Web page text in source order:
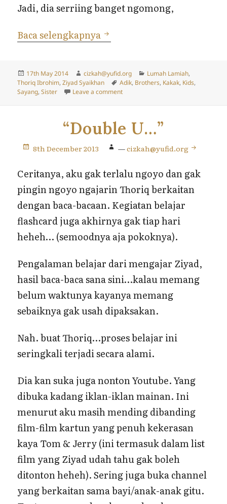
Jadi, dia serriing banget ngomong,
Baca selengkapnya Ziyad, Thoriq dan
Posted
on
17th May 2014 Author
cizkah@yufid.org Categories
Lumah Lamiah,
Thoriq Ibrohim,Ziyad Syaikhan Tags
Adik, Brothers, Kakak, Kids,
Sayang,Sister Leave a commenton Ziyad, Thoriq dan Kehadiran Luma
“Double U…”
8th December 2013 —cizkah@yufid.org
Ceritanya, aku gak terlalu ngoyo dan gak
pingin ngoyo ngajarin Thoriq berkaitan
dengan baca-bacaan. Kegiatan belajar
flashcard juga akhirnya gak tiap hari
heheh… (semoodnya aja pokoknya).
Pengalaman belajar dari mengajar Ziyad,
hasil baca-baca sana sini…kalau memang
belum waktunya kayanya memang
sebaiknya gak usah dipaksakan.
Nah. buat Thoriq…proses belajar ini
seringkali terjadi secara alami.
Dia kan suka juga nonton Youtube. Yang
dibuka kadang iklan-iklan mainan. Ini
menurut aku masih mending dibanding
film-film kartun yang penuh kekerasan
kaya Tom & Jerry (ini termasuk dalam list
film yang Ziyad udah tahu gak boleh
ditonton heheh). Sering juga buka channel
yang berkaitan sama bayi/anak-anak gitu.